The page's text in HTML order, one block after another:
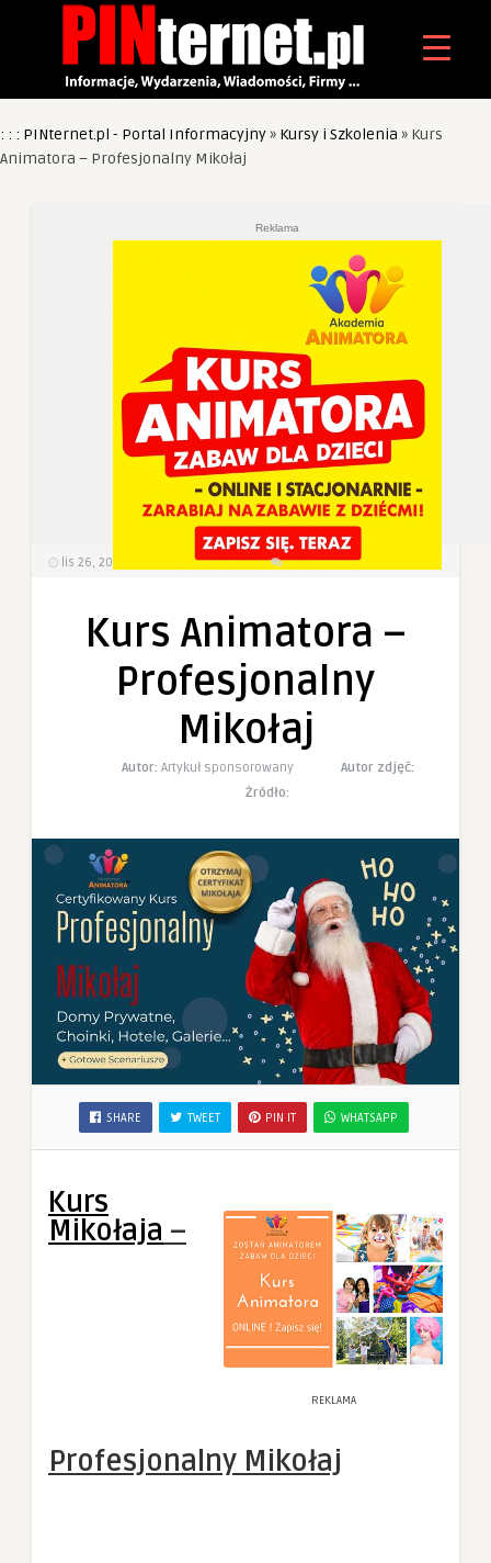
: : : PINternet.pl - Portal Informacyjny» Kursy i Szkolenia » Kurs
Animatora – Profesjonalny Mikołaj
Reklama
lis 26, 2023 Wyświetlenia 0 Komentarzy
Kurs Animatora –
Profesjonalny
Mikołaj
Autor: Artykuł sponsorowany
Autor zdjęć:
Żródło:
SHARE TWEET PIN IT WHATSAPP
REKLAMA
Kurs
Mikołaja –
Profesjonalny Mikołaj